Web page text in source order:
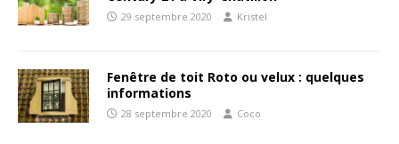
29 septembre 2020 Kristel
Fenêtre de toit Roto ou velux : quelques
informations
28 septembre 2020 Coco